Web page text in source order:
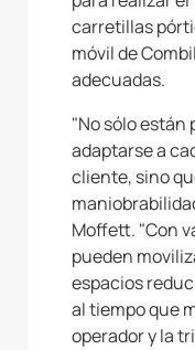
carretillas
móvil de
adecuadas.
"No sólo están
adaptarse a
cliente, sino
Moffett. "Con
pueden
espacios
al tiempo que
operador y la